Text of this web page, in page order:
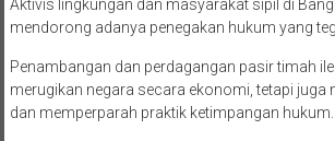
Aktivis lingkungan dan masyarakat sipil di
mendorong adanya penegakan hukum yang
Penambangan dan perdagangan pasir timah
merugikan negara secara ekonomi, tetapi juga
dan memperparah praktik ketimpangan hukum.